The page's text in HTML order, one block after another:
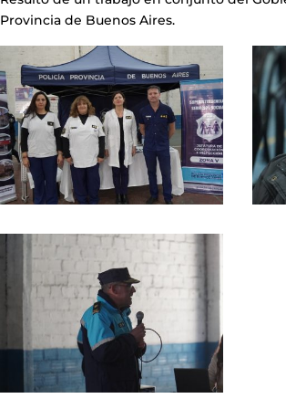
Provincia de Buenos Aires.